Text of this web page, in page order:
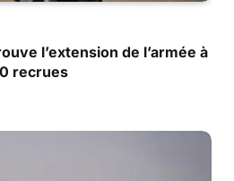
l’extension de l’armée à
recrues